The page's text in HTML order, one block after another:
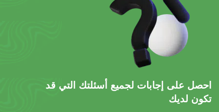
احصل على إجابات لجميع أسئلتك التي قد
تكون لديك